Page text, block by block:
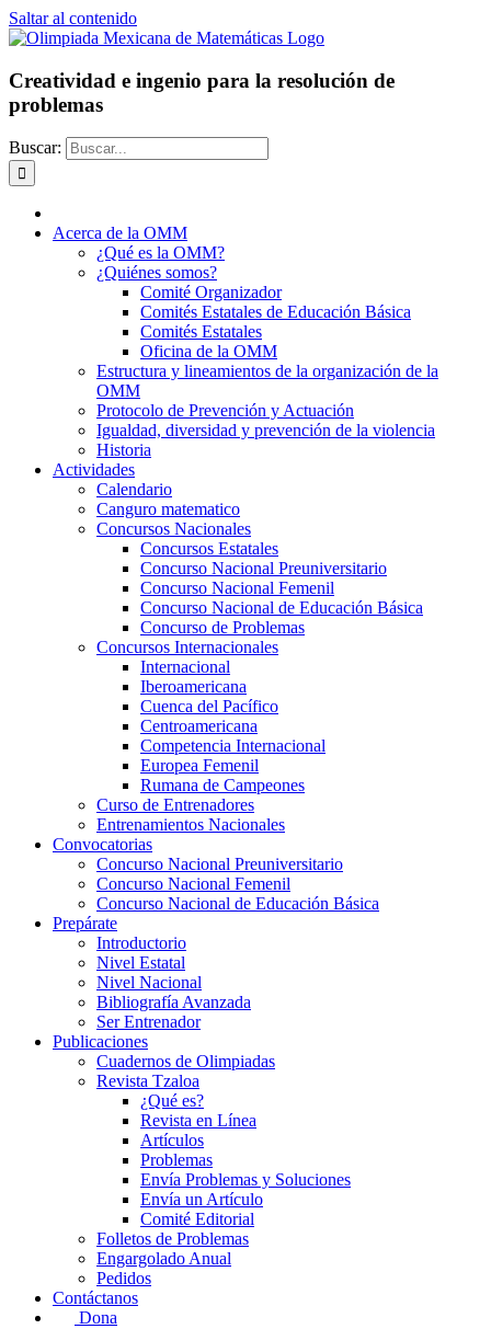
Saltar al contenido
Creatividad e ingenio para la resolución de
problemas
Buscar:
Acerca de la OMM
¿Qué es la OMM?
¿Quiénes somos?
Comité Organizador
Comités Estatales de Educación Básica
Comités Estatales
Oficina de la OMM
Estructura y lineamientos de la organización de la
OMM
Protocolo de Prevención y Actuación
Igualdad, diversidad y prevención de la violencia
Historia
Actividades
Calendario
Canguro matematico
Concursos Nacionales
Concursos Estatales
Concurso Nacional Preuniversitario
Concurso Nacional Femenil
Concurso Nacional de Educación Básica
Concurso de Problemas
Concursos Internacionales
Internacional
Iberoamericana
Cuenca del Pacífico
Centroamericana
Competencia Internacional
Europea Femenil
Rumana de Campeones
Curso de Entrenadores
Entrenamientos Nacionales
Convocatorias
Concurso Nacional Preuniversitario
Concurso Nacional Femenil
Concurso Nacional de Educación Básica
Prepárate
Introductorio
Nivel Estatal
Nivel Nacional
Bibliografía Avanzada
Ser Entrenador
Publicaciones
Cuadernos de Olimpiadas
Revista Tzaloa
¿Qué es?
Revista en Línea
Artículos
Problemas
Envía Problemas y Soluciones
Envía un Artículo
Comité Editorial
Folletos de Problemas
Engargolado Anual
Pedidos
Contáctanos
Dona